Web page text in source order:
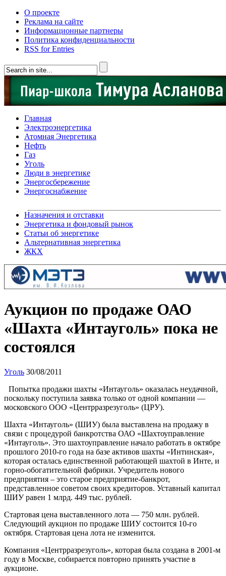
О проекте
Реклама на сайте
Информационные партнеры
Политика конфиденциальности
RSS for Entries
Главная
Электроэнергетика
Атомная Энергетика
Нефть
Газ
Уголь
Люди в энергетике
Энергосбережение
Энергоснабжение
Назначения и отставки
Энергетика и фондовый рынок
Статьи об энергетике
Альтернативная энергетика
ЖКХ
Аукцион по продаже ОАО
«Шахта «Интауголь» пока не
состоялся
Уголь 30/08/2011
Попытка продажи шахты «Интауголь» оказалась неудачной,
поскольку поступила заявка только от одной компании —
московского ООО «Центрразрезуголь» (ЦРУ).
Шахта «Интауголь» (ШИУ) была выставлена на продажу в
связи с процедурой банкротства ОАО «Шахтоуправление
«Интауголь». Это шахтоуправление начало работать в октябре
прошлого 2010-го года на базе активов шахты «Интинская»,
которая осталась единственной работающей шахтой в Инте, и
горно-обогатительной фабрики. Учредитель нового
предприятия – это старое предприятие-банкрот,
представленное советом своих кредиторов. Уставный капитал
ШИУ равен 1 млрд. 449 тыс. рублей.
Стартовая цена выставленного лота — 750 млн. рублей.
Следующий аукцион по продаже ШИУ состоится 10-го
октября. Стартовая цена лота не изменится.
Компания «Центрразрезуголь», которая была создана в 2001-м
году в Москве, собирается повторно принять участие в
аукционе.